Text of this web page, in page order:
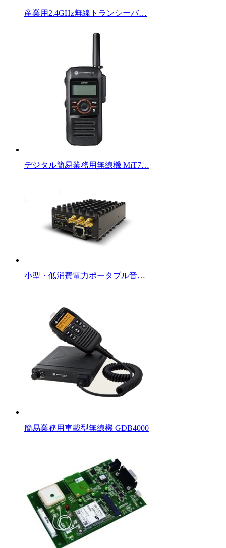
産業用2.4GHz無線トランシーバ…
デジタル簡易業務用無線機 MiT7…
小型・低消費電力ポータブル音…
簡易業務用車載型無線機 GDB4000